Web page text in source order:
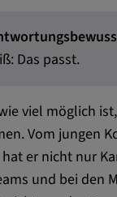
Das passt.
viel möglich
Vom jungen
er nicht nur
und bei den
der Kategorie
helfen
besser zu